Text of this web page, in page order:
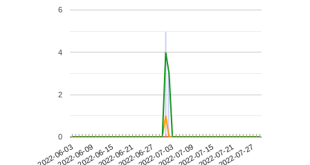
2022-06-032022-06-092022-06-152022-06-212022-06-272022-07-032022-07-092022-07-152022-07-212022-07-27
0
2
4
6